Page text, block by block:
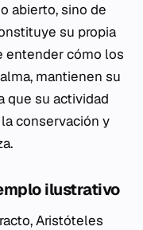
abierto, sino de
su propia
entender cómo los
mantienen su
que su actividad
conservación y
ilustrativo
Aristóteles